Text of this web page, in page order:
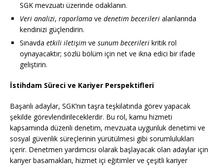
SGK mevzuatı üzerinde odaklanın.
Veri analizi, raporlama ve denetim becerileri alanlarında
kendinizi güçlendirin.
Sınavda etkili iletişim ve sunum becerileri kritik rol
oynayacaktır; sözlü bölüm için net ve ikna edici bir ifade
geliştirin.
İstihdam Süreci ve Kariyer Perspektifleri
Başarılı adaylar, SGK’nın taşra teşkilatında görev yapacak
şekilde görevlendirileceklerdir. Bu rol, kamu hizmeti
kapsamında düzenli denetim, mevzuata uygunluk denetimi ve
sosyal güvenlik süreçlerinin yürütülmesi gibi sorumlulukları
içerir. Denetmen yardımcısı olarak başlayacak olan adaylar için
kariyer basamakları, hizmet içi eğitimler ve çeşitli kariyer